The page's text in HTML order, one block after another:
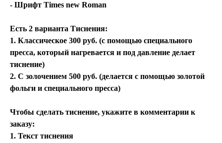
- Шрифт Times new Roman
Есть 2 варианта Тиснения:
1. Классическое 300 руб. (с помощью специального
пресса, который нагревается и под давление делает
тиснение)
2. С золочением 500 руб. (делается с помощью золотой
фольги и специального пресса)
Чтобы сделать тиснение, укажите в комментарии к
заказу:
1. Текст тиснения